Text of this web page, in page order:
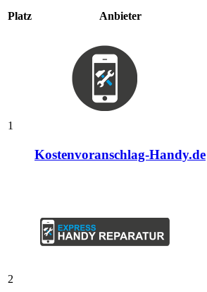
Platz Anbieter
1
Kostenvoranschlag-Handy.de
2